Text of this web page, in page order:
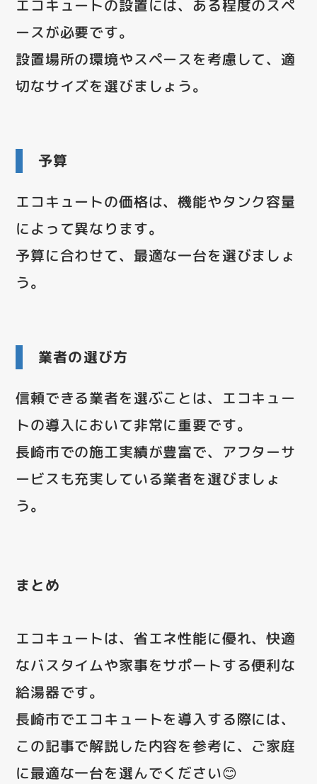
エコキュートの設置には、ある程度のスペ
ースが必要です。
設置場所の環境やスペースを考慮して、適
切なサイズを選びましょう。
予算
エコキュートの価格は、機能やタンク容量
によって異なります。
予算に合わせて、最適な一台を選びましょ
う。
業者の選び方
信頼できる業者を選ぶことは、エコキュー
トの導入において非常に重要です。
長崎市での施工実績が豊富で、アフターサ
ービスも充実している業者を選びましょ
う。
まとめ
エコキュートは、省エネ性能に優れ、快適
なバスタイムや家事をサポートする便利な
給湯器です。
長崎市でエコキュートを導入する際には、
この記事で解説した内容を参考に、ご家庭
に最適な一台を選んでください😊